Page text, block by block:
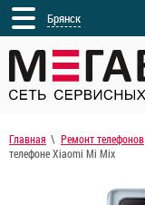
Брянск
Главная Ремонт телефонов
телефоне Xiaomi Mi Mix